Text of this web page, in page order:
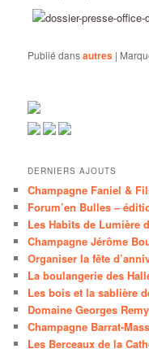
Publié dansautres |
DERNIERS AJOUTS
Champagne Faniel &
Forum’en Bulles –
Les Habits de Lumière
Champagne Jérôme
Organiser la fête
La boulangerie des
Les bois et la sablière
Domaine Georges Remy
Champagne Barrat-
Les Berceaux de la